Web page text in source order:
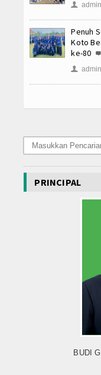
👤 admin
Penuh
Koto
ke-80
👤 admin
PRINCIPAL
BUDI